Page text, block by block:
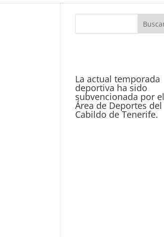
La actual temporada
deportiva ha sido
subvencionada por el
Área de Deportes del
Cabildo de Tenerife.